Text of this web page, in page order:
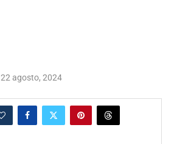
22 agosto, 2024